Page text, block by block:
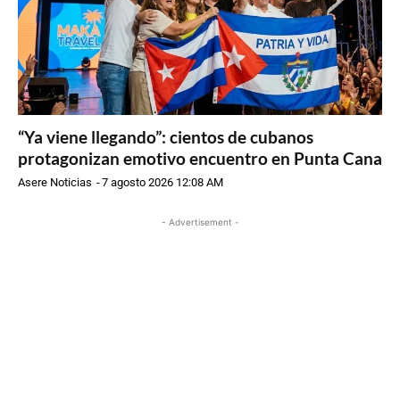
“Ya viene llegando”: cientos de cubanos
protagonizan emotivo encuentro en Punta Cana
Asere Noticias -7 agosto 2026 12:08 AM
- Advertisement -